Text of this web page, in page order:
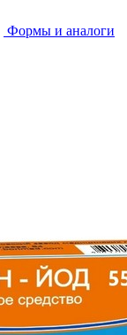
Формы и аналоги